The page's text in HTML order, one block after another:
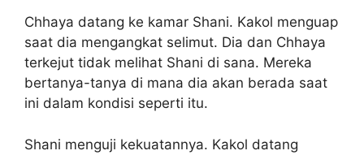
Chhaya datang ke kamar Shani. Kakol menguap
saat dia mengangkat selimut. Dia dan Chhaya
terkejut tidak melihat Shani di sana. Mereka
bertanya-tanya di mana dia akan berada saat
ini dalam kondisi seperti itu.
Shani menguji kekuatannya. Kakol datang